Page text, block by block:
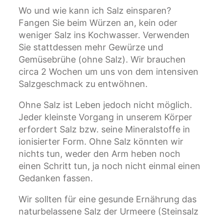
Wo und wie kann ich Salz einsparen?
Fangen Sie beim Würzen an, kein oder
weniger Salz ins Kochwasser. Verwenden
Sie stattdessen mehr Gewürze und
Gemüsebrühe (ohne Salz). Wir brauchen
circa 2 Wochen um uns von dem intensiven
Salzgeschmack zu entwöhnen.
Ohne Salz ist Leben jedoch nicht möglich.
Jeder kleinste Vorgang in unserem Körper
erfordert Salz bzw. seine Mineralstoffe in
ionisierter Form. Ohne Salz könnten wir
nichts tun, weder den Arm heben noch
einen Schritt tun, ja noch nicht einmal einen
Gedanken fassen.
Wir sollten für eine gesunde Ernährung das
naturbelassene Salz der Urmeere (Steinsalz